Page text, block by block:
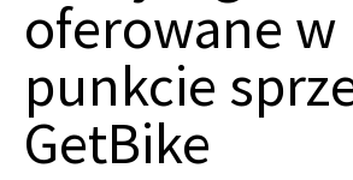
oferowane w
punkcie
GetBike